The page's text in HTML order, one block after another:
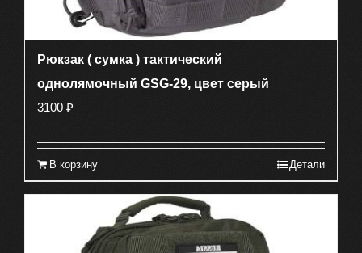
Рюкзак ( сумка ) тактический
однолямочный GSG-29, цвет серый
3100 ₽
В корзину Детали